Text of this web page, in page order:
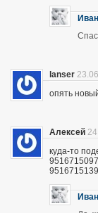
Иван
lanser
опять
Алексей
куда-то
9516715097
9516715139
Иван